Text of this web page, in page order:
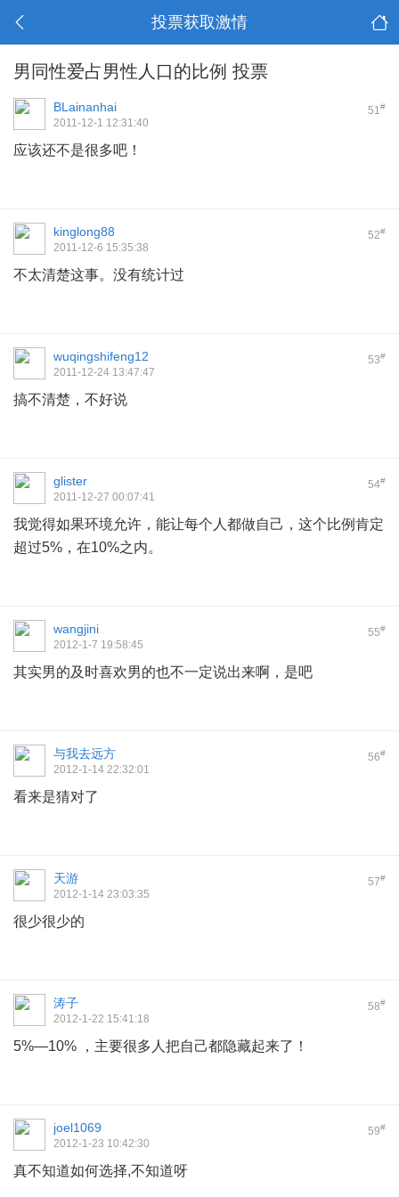
投票获取激情
男同性爱占男性人口的比例 投票
51#
BLainanhai
2011-12-1 12:31:40
应该还不是很多吧！
52#
kinglong88
2011-12-6 15:35:38
不太清楚这事。没有统计过
53#
wuqingshifeng12
2011-12-24 13:47:47
搞不清楚，不好说
54#
glister
2011-12-27 00:07:41
我觉得如果环境允许，能让每个人都做自己，这个比例肯定
超过5%，在10%之内。
55#
wangjini
2012-1-7 19:58:45
其实男的及时喜欢男的也不一定说出来啊，是吧
56#
与我去远方
2012-1-14 22:32:01
看来是猜对了
57#
天游
2012-1-14 23:03:35
很少很少的
58#
涛子
2012-1-22 15:41:18
5%—10% ，主要很多人把自己都隐藏起来了！
59#
joel1069
2012-1-23 10:42:30
真不知道如何选择,不知道呀